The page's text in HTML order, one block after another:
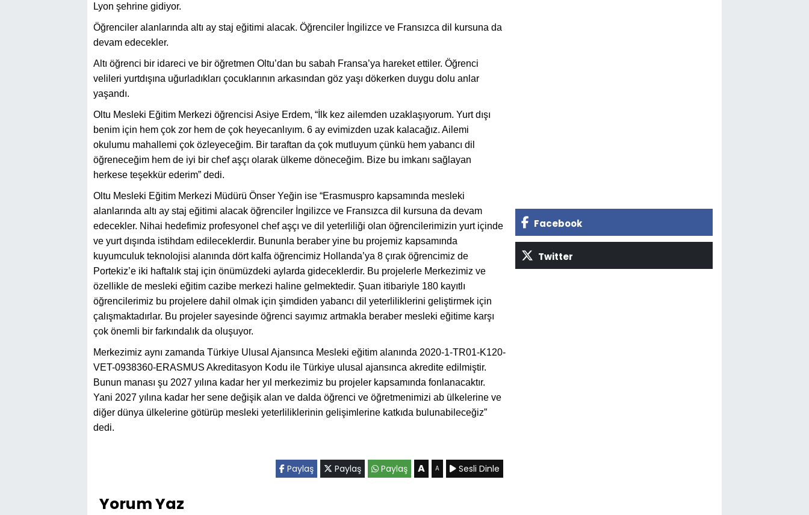
Lyon şehrine gidiyor.
Öğrenciler alanlarında altı ay staj eğitimi alacak. Öğrenciler İngilizce ve Fransızca dil kursuna da
devam edecekler.
Altı öğrenci bir idareci ve bir öğretmen Oltu’dan bu sabah Fransa’ya hareket ettiler. Öğrenci
velileri yurtdışına uğurladıkları çocuklarının arkasından göz yaşı dökerken duygu dolu anlar
yaşandı.
Oltu Mesleki Eğitim Merkezi öğrencisi Asiye Erdem, “İlk kez ailemden uzaklaşıyorum. Yurt dışı
benim için hem çok zor hem de çok heyecanlıyım. 6 ay evimizden uzak kalacağız. Ailemi
okulumu mahallemi çok özleyeceğim. Bir taraftan da çok mutluyum çünkü hem yabancı dil
öğreneceğim hem de iyi bir chef aşçı olarak ülkeme döneceğim. Bize bu imkanı sağlayan
herkese teşekkür ederim” dedi.
Oltu Mesleki Eğitim Merkezi Müdürü Önser Yeğin ise “Erasmuspro kapsamında mesleki
alanlarında altı ay staj eğitimi alacak öğrenciler İngilizce ve Fransızca dil kursuna da devam
edecekler. Nihai hedefimiz profesyonel chef aşçı ve dil yeterliliği olan öğrencilerimizin yurt içinde
ve yurt dışında istihdam edileceklerdir. Bununla beraber yine bu projemiz kapsamında
kuyumculuk teknolojisi alanında dört kalfa öğrencimiz Hollanda’ya 8 çırak öğrencimiz de
Portekiz’e iki haftalık staj için önümüzdeki aylarda gideceklerdir. Bu projelerle Merkezimiz ve
özellikle de mesleki eğitim cazibe merkezi haline gelmektedir. Şuan itibariyle 180 kayıtlı
öğrencilerimiz bu projelere dahil olmak için şimdiden yabancı dil yeterliliklerini geliştirmek için
çalışmaktadırlar. Bu projeler sayesinde öğrenci sayımız artmakla beraber mesleki eğitime karşı
çok önemli bir farkındalık da oluşuyor.
Merkezimiz aynı zamanda Türkiye Ulusal Ajansınca Mesleki eğitim alanında 2020-1-TR01-K120-
VET-0938360-ERASMUS Akreditasyon Kodu ile Türkiye ulusal ajansınca akredite edilmiştir.
Bunun manası şu 2027 yılına kadar her yıl merkezimiz bu projeler kapsamında fonlanacaktır.
Yani 2027 yılına kadar her sene değişik alan ve dalda öğrenci ve öğretmenimizi ab ülkelerine ve
diğer dünya ülkelerine götürüp mesleki yeterliliklerinin gelişimlerine katkıda bulunabileceğiz”
dedi.
Paylaş Paylaş Paylaş A A Sesli Dinle
Yorum Yaz
Facebook
Twitter